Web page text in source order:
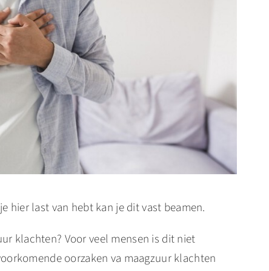
hier last van hebt kan je dit vast beamen.
klachten? Voor veel mensen is dit niet
oorzaken va maagzuur klachten